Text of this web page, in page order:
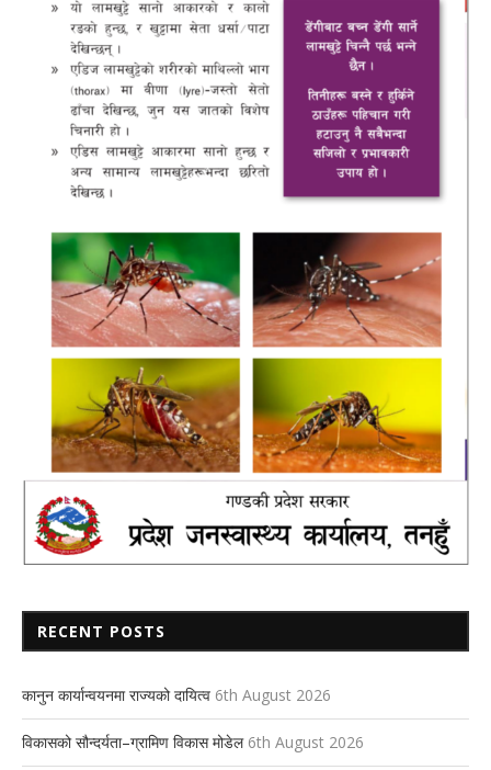
RECENT POSTS
कानुन कार्यान्वयनमा राज्यको दायित्व 6th August 2026
विकासको सौन्दर्यता–ग्रामिण विकास मोडेल 6th August 2026